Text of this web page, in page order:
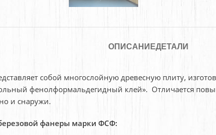
ОПИСАНИЕДЕТАЛИ
собой многослойную древесную плиту,
фенолформальдегидный клей». Отличается
и снаружи.
фанеры марки ФСФ: